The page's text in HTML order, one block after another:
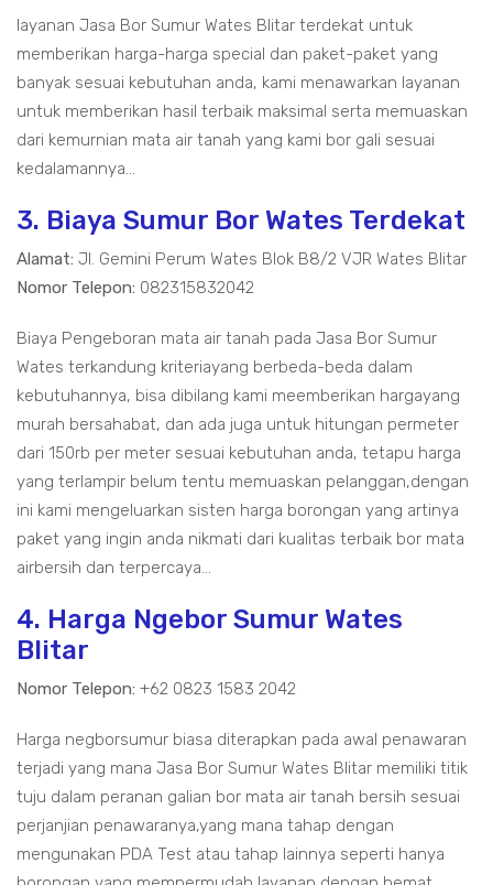
layanan Jasa Bor Sumur Wates Blitar terdekat untuk
memberikan harga-harga special dan paket-paket yang
banyak sesuai kebutuhan anda, kami menawarkan layanan
untuk memberikan hasil terbaik maksimal serta memuaskan
dari kemurnian mata air tanah yang kami bor gali sesuai
kedalamannya...
3. Biaya Sumur Bor Wates Terdekat
Alamat: Jl. Gemini Perum Wates Blok B8/2 VJR Wates Blitar
Nomor Telepon: 082315832042
Biaya Pengeboran mata air tanah pada Jasa Bor Sumur
Wates terkandung kriteriayang berbeda-beda dalam
kebutuhannya, bisa dibilang kami meemberikan hargayang
murah bersahabat, dan ada juga untuk hitungan permeter
dari 150rb per meter sesuai kebutuhan anda, tetapu harga
yang terlampir belum tentu memuaskan pelanggan,dengan
ini kami mengeluarkan sisten harga borongan yang artinya
paket yang ingin anda nikmati dari kualitas terbaik bor mata
airbersih dan terpercaya...
4. Harga Ngebor Sumur Wates
Blitar
Nomor Telepon: +62 0823 1583 2042
Harga negborsumur biasa diterapkan pada awal penawaran
terjadi yang mana Jasa Bor Sumur Wates Blitar memiliki titik
tuju dalam peranan galian bor mata air tanah bersih sesuai
perjanjian penawaranya,yang mana tahap dengan
mengunakan PDA Test atau tahap lainnya seperti hanya